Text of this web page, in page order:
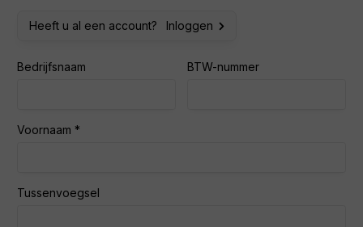
Heeft u al een account? Inloggen
Bedrijfsnaam BTW-nummer
Voornaam
Tussenvoegsel